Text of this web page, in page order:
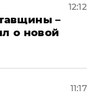
–
о новой
12:12
11:17